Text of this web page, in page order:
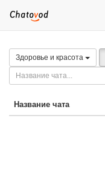
Здоровье и красота
Название чата